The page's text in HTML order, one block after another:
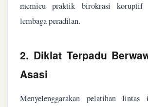
memicu praktik birokrasi koruptif
lembaga peradilan.
2. Diklat Terpadu
Asasi
Menyelenggarakan pelatihan lintas